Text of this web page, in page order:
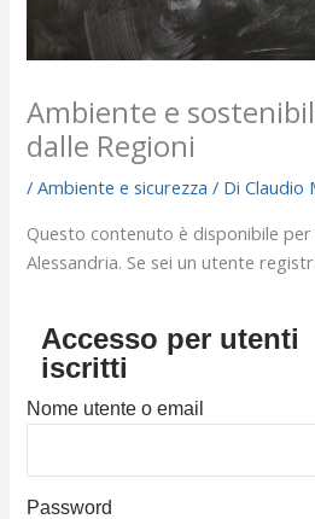
Ambiente e
dalle Regioni
/Ambiente e sicurezza / DiClaudio
Questo contenuto è disponibile per
Alessandria. Se sei un utente
Accesso per utenti
iscritti
Nome utente o email
Password